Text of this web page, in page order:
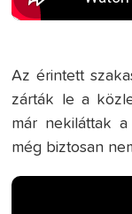
Az érintett
zárták le a
már nekiláttak
még biztosan